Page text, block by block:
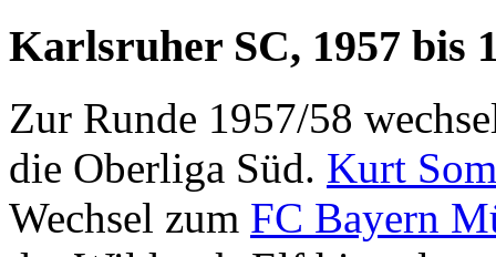
Karlsruher SC, 1957 bis
Zur Runde 1957/58
die Oberliga Süd. Kurt
Wechsel zum FC Bayern